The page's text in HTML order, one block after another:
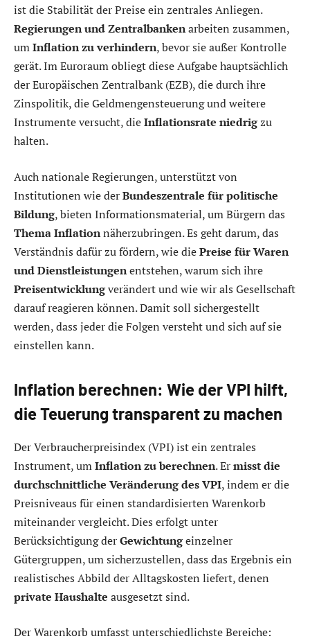
ist die Stabilität der Preise ein zentrales Anliegen.
Regierungen und Zentralbankenarbeiten zusammen,
umInflation zu verhindern, bevor sie außer Kontrolle
gerät. Im Euroraum obliegt diese Aufgabe hauptsächlich
der Europäischen Zentralbank (EZB), die durch ihre
Zinspolitik, die Geldmengensteuerung und weitere
Instrumente versucht, dieInflationsrate niedrigzu
halten.
Auch nationale Regierungen, unterstützt von
Institutionen wie derBundeszentrale für politische
Bildung, bieten Informationsmaterial, um Bürgern das
Thema Inflationnäherzubringen. Es geht darum, das
Verständnis dafür zu fördern, wie diePreise für Waren
und Dienstleistungenentstehen, warum sich ihre
Preisentwicklungverändert und wie wir als Gesellschaft
darauf reagieren können. Damit soll sichergestellt
werden, dass jeder die Folgen versteht und sich auf sie
einstellen kann.
Inflation berechnen: Wie der VPI hilft,
die Teuerung transparent zu machen
Der Verbraucherpreisindex (VPI) ist ein zentrales
Instrument, umInflation zu berechnen. Ermisst die
durchschnittliche Veränderung des VPI, indem er die
Preisniveaus für einen standardisierten Warenkorb
miteinander vergleicht. Dies erfolgt unter
Berücksichtigung derGewichtungeinzelner
Gütergruppen, um sicherzustellen, dass das Ergebnis ein
realistisches Abbild der Alltagskosten liefert, denen
private Haushalte ausgesetzt sind.
Der Warenkorb umfasst unterschiedlichste Bereiche: